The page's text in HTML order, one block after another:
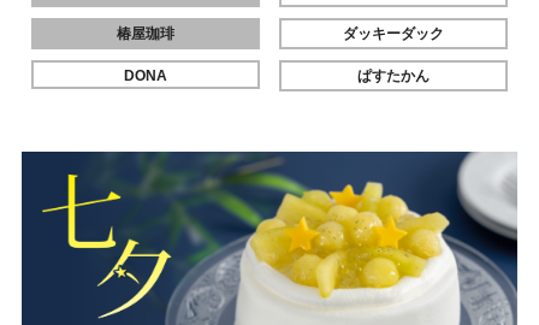
椿屋珈琲 ダッキーダック
DONA ぱすたかん